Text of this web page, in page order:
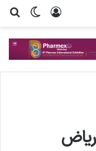
تغییر ورود